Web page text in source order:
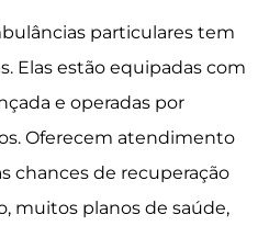
particulares tem
Elas estão equipadas com
e operadas por
Oferecem atendimento
chances de recuperação
muitos planos de saúde,